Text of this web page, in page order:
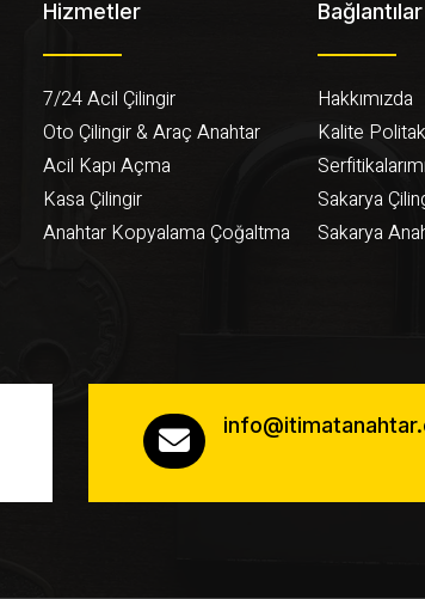
Hizmetler
7/24 Acil Çilingir
Oto Çilingir & Araç Anahtar
Acil Kapı Açma
Kasa Çilingir
Anahtar Kopyalama Çoğaltma
Bağlantılar
Hakkımızda
Kalite
Sakarya
Sakarya